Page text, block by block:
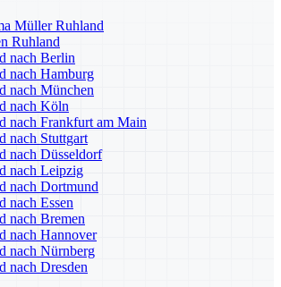
Müller Ruhland
Ruhland
nach Berlin
nach Hamburg
nach München
nach Köln
nach Frankfurt am Main
nach Stuttgart
nach Düsseldorf
nach Leipzig
nach Dortmund
nach Essen
nach Bremen
nach Hannover
nach Nürnberg
nach Dresden